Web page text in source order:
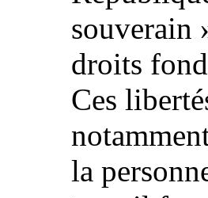
souverain
droits
Ces
la